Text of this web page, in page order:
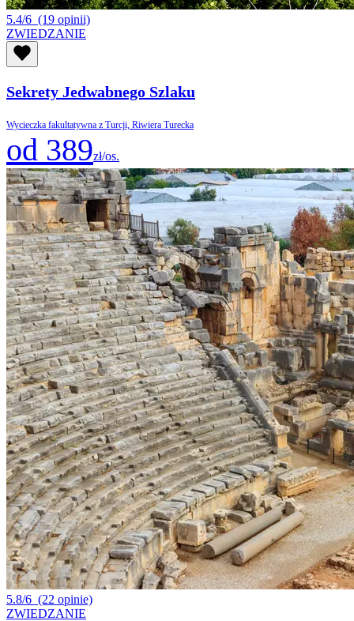
5.4/6 (19 opinii)
ZWIEDZANIE
Sekrety Jedwabnego Szlaku
Wycieczka fakultatywna z Turcji, Riwiera Turecka
od 389zł/os.
5.8/6 (22 opinie)
ZWIEDZANIE